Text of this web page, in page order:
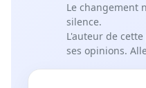
Le changement
silence.
L'auteur de
ses opinions.